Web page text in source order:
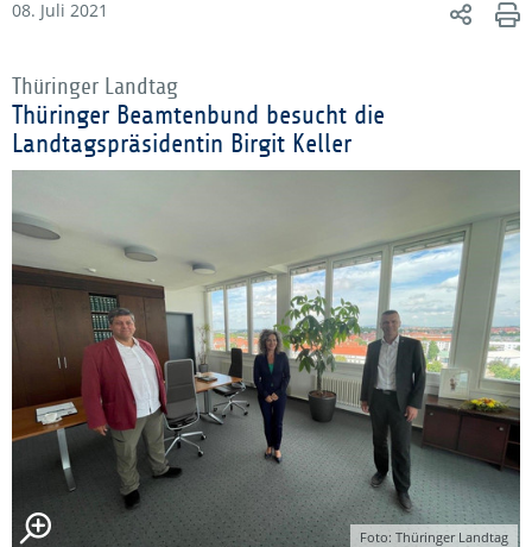
08. Juli 2021
Thüringer Landtag
Thüringer Beamtenbund besucht die
Landtagspräsidentin Birgit Keller
Foto: Thüringer Landtag